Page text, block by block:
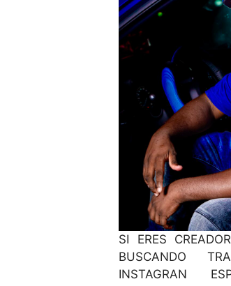
SI ERES
BUSCANDO
INSTAGRAN